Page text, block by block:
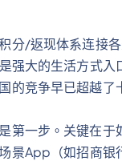
分/返现体系连接各
强大的生活方式
的竞争早已超越
第一步。关键在
景App（如招商银